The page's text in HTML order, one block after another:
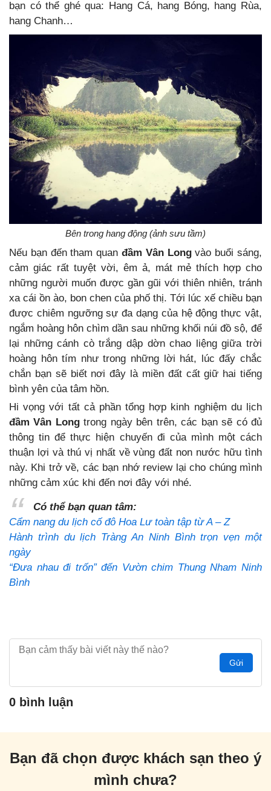
bạn có thể ghé qua: Hang Cá, hang Bóng, hang Rùa,
hang Chanh…
Bên trong hang động (ảnh sưu tầm)
Nếu bạn đến tham quan đầm Vân Longvào buổi sáng,
cảm giác rất tuyệt vời, êm ả, mát mẻ thích hợp cho
những người muốn được gần gũi với thiên nhiên, tránh
xa cái ồn ào, bon chen của phố thị. Tới lúc xế chiều bạn
được chiêm ngưỡng sự đa dạng của hệ động thực vật,
ngắm hoàng hôn chìm dần sau những khối núi đồ sộ, để
lại những cánh cò trắng dập dờn chao liệng giữa trời
hoàng hôn tím như trong những lời hát, lúc đấy chắc
chắn bạn sẽ biết nơi đây là miền đất cất giữ hai tiếng
bình yên của tâm hồn.
Hi vọng với tất cả phần tổng hợp kinh nghiệm du lịch
đầm Vân Longtrong ngày bên trên, các bạn sẽ có đủ
thông tin để thực hiện chuyến đi của mình một cách
thuận lợi và thú vị nhất về vùng đất non nước hữu tình
này. Khi trở về, các bạn nhớ review lại cho chúng mình
những cảm xúc khi đến nơi đây với nhé.
Có thể bạn quan tâm:
Cẩm nang du lịch cố đô Hoa Lư toàn tập từ A – Z
Hành trình du lịch Tràng An Ninh Bình trọn vẹn một
ngày
“Đưa nhau đi trốn” đến Vườn chim Thung Nham Ninh
Bình
Gửi
0 bình luận
Bạn đã chọn được khách sạn theo ý
mình chưa?